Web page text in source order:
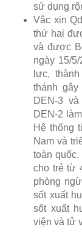
sử dụng
Vắc xin
thứ hai
và được
ngày 15/
lực,
thánh
DEN-3
DEN-2
Hệ thống
Nam và
toàn
cho trẻ từ
phòng
sốt xuất
sốt xuất
viện và tử